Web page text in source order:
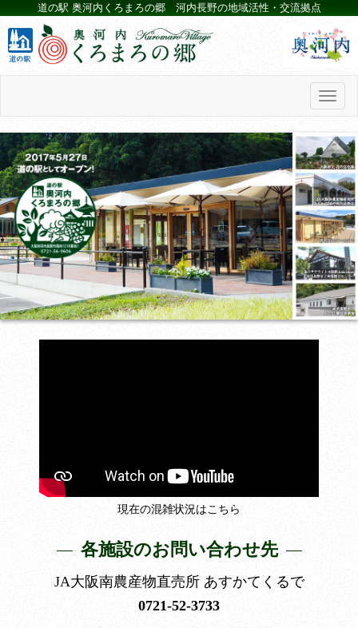
道の駅 奥河内くろまろの郷 河内長野の地域活性・交流拠点
現在の混雑状況はこちら
各施設のお問い合わせ先
JA大阪南農産物直売所 あすかてくるで
0721-52-3733